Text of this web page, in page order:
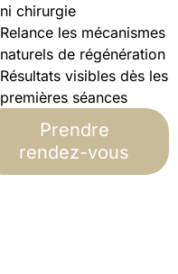
ni chirurgie
Relance les mécanismes
naturels de régénération
Résultats visibles dès les
premières séances
Prendre
rendez-vous